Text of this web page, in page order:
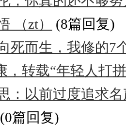
（zt）
(8篇回复)
死而生，我修的7
，转载“年轻人打
：以前过度追求
(0篇回复)